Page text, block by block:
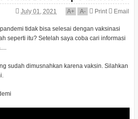
July 01, 2021 A+ A- Print Email
tidak bisa selesai dengan vaksinasi
seperti itu? Setelah saya coba cari informasi
sudah dimusnahkan karena vaksin. Silahkan